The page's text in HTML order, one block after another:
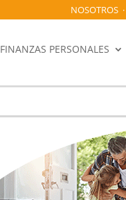
NOSOTROS·
FINANZAS PERSONALES